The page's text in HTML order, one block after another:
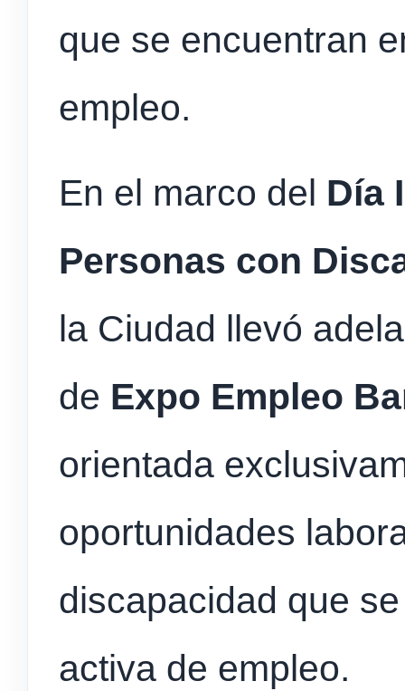
que se encuentran
empleo.
En el marco del Día
Personas con
la Ciudad llevó
de Expo Empleo
orientada
oportunidades
discapacidad que
activa de empleo.